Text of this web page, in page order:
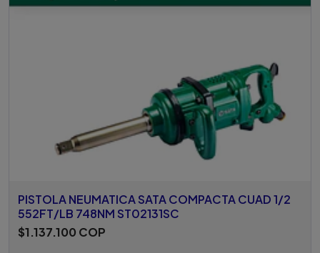
PISTOLA NEUMATICA SATA COMPACTA CUAD 1/2
552FT/LB 748NM ST02131SC
$1.137.100 COP